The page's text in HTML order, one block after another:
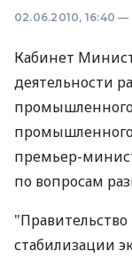
02.06.2010, 16:40 —
Кабинет
деятельности
промышленного
промышленного
премьер-
по вопросам
стабилизации